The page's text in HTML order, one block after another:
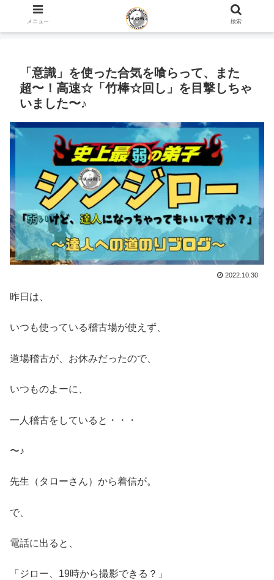
ホーム 史上最弱の弟子のブログ
「意識」を使った合気を喰らって、また
超〜！高速☆「竹棒☆回し」を目撃しちゃ
いました〜♪
2022.10.30
昨日は、
いつも使っている稽古場が使えず、
道場稽古が、お休みだったので、
いつものよーに、
一人稽古をしていると・・・
〜♪
先生（タローさん）から着信が。
で、
電話に出ると、
「ジロー、19時から撮影できる？」
メニュー 検索